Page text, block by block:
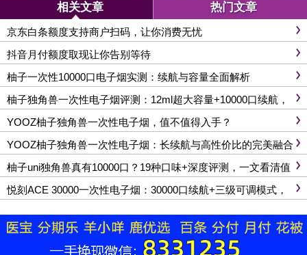
相关文章 热门文章
京东白条额度支持商户扫码，让你消费无忧
抖音月付额度取现让你告别等待
柚子一次性10000口电子烟实测：续航与容量全面解析
柚子独角兽一次性电子烟评测：12ml超大容量+10000口续航，
性价比王者，告别电量焦虑！
YOOZ柚子独角兽一次性电子烟，值不值得入手？
YOOZ柚子独角兽一次性电子烟：长续航与高性价比的完美融合
柚子uni独角兽真有10000口？19种口味+深度评测，一文看清值
不值得买！
悦刻ACE 30000一次性电子烟：30000口续航+三级可调模式，
值得买吗？